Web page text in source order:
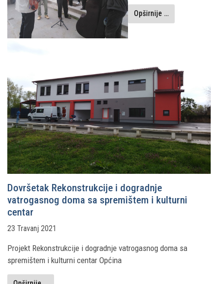
Opširnije …
Dovršetak Rekonstrukcije i dogradnje
vatrogasnog doma sa spremištem i kulturni
centar
23 Travanj 2021
Projekt Rekonstrukcije i dogradnje vatrogasnog doma sa
spremištem i kulturni centar Općina